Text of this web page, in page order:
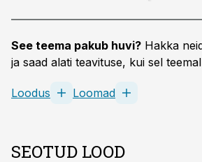
See teema pakub huvi? Hakka
ja saad alati teavituse, kui sel
Loodus Loomad
SEOTUD LOOD